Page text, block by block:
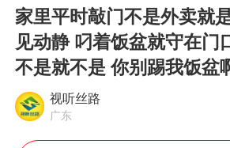
以军士兵把
家里平时敲门不是外卖就
见动静 叼着饭盆就守在门
不是就不是 你别踢我饭盆
视听丝路
广东